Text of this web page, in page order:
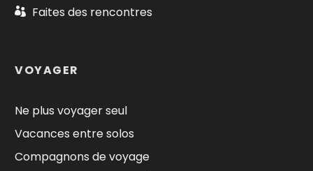
Faites des rencontres
VOYAGER
Ne plus voyager seul
Vacances entre solos
Compagnons de voyage